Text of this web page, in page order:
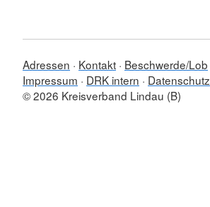
Adressen Kontakt Beschwerde/Lob
Impressum
DRK intern
Datenschutz
© 2026 Kreisverband Lindau (B)